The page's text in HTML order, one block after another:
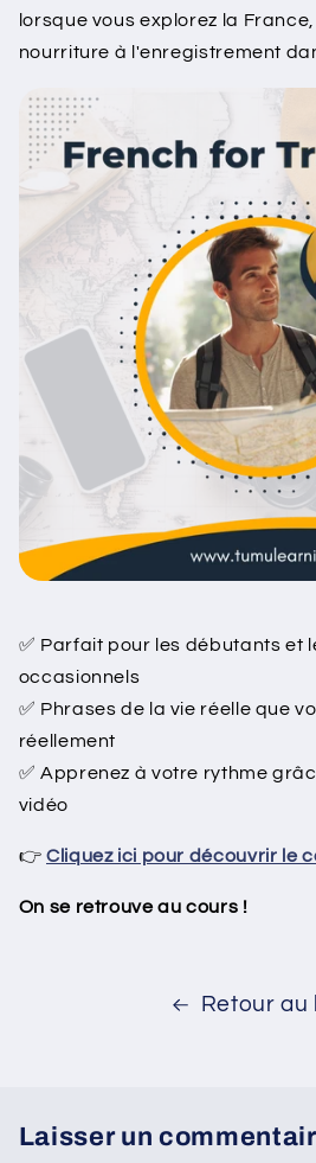
lorsque vous explorez la
nourriture à l'enregistrement
✅ Parfait pour les débutants et
occasionnels
✅ Phrases de la vie réelle que
réellement
✅ Apprenez à votre rythme
vidéo
👉Cliquez ici pour découvrir le
On se retrouve au cours !
Retour au
Laisser un